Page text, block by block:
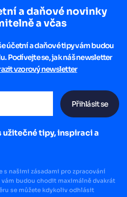
a daňové novinky
a včas
účetní a daňové tipy vám budou
Podívejte se, jak náš newsletter
vzorový newsletter
Přihlásit se
užitečné tipy, inspiraci a
s našimi zásadami pro zpracování
budou chodit maximálně dvakrát
se můžete kdykoliv odhlásit